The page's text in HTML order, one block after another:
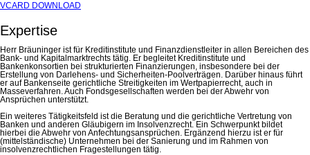
VCARD DOWNLOAD
Expertise
Herr Bräuninger ist für Kreditinstitute und Finanzdienstleiter in allen Bereichen des
Bank- und Kapitalmarktrechts tätig. Er begleitet Kreditinstitute und
Bankenkonsortien bei strukturierten Finanzierungen, insbesondere bei der
Erstellung von Darlehens- und Sicherheiten-Poolverträgen. Darüber hinaus führt
er auf Bankenseite gerichtliche Streitigkeiten im Wertpapierrecht, auch in
Masseverfahren. Auch Fondsgesellschaften werden bei der Abwehr von
Ansprüchen unterstützt.
Ein weiteres Tätigkeitsfeld ist die Beratung und die gerichtliche Vertretung von
Banken und anderen Gläubigern im Insolvenzrecht. Ein Schwerpunkt bildet
hierbei die Abwehr von Anfechtungsansprüchen. Ergänzend hierzu ist er für
(mittelständische) Unternehmen bei der Sanierung und im Rahmen von
insolvenzrechtlichen Fragestellungen tätig.